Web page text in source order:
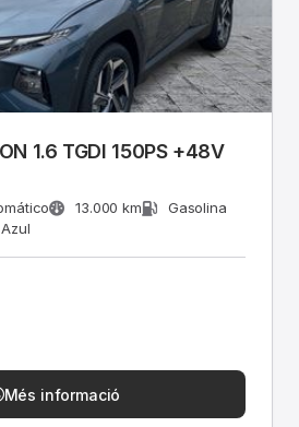
1.6 TGDI 150PS +48V
13.000 km
Gasolina
Més informació